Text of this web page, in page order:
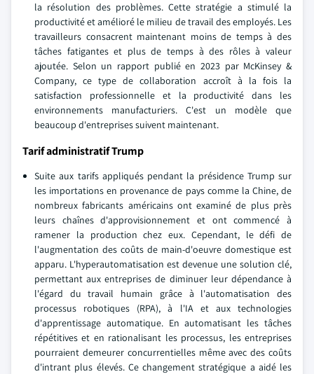
la résolution des problèmes. Cette stratégie a stimulé la
productivité et amélioré le milieu de travail des employés. Les
travailleurs consacrent maintenant moins de temps à des
tâches fatigantes et plus de temps à des rôles à valeur
ajoutée. Selon un rapport publié en 2023 par McKinsey &
Company, ce type de collaboration accroît à la fois la
satisfaction professionnelle et la productivité dans les
environnements manufacturiers. C'est un modèle que
beaucoup d'entreprises suivent maintenant.
Tarif administratif Trump
Suite aux tarifs appliqués pendant la présidence Trump sur
les importations en provenance de pays comme la Chine, de
nombreux fabricants américains ont examiné de plus près
leurs chaînes d'approvisionnement et ont commencé à
ramener la production chez eux. Cependant, le défi de
l'augmentation des coûts de main-d'oeuvre domestique est
apparu. L'hyperautomatisation est devenue une solution clé,
permettant aux entreprises de diminuer leur dépendance à
l'égard du travail humain grâce à l'automatisation des
processus robotiques (RPA), à l'IA et aux technologies
d'apprentissage automatique. En automatisant les tâches
répétitives et en rationalisant les processus, les entreprises
pourraient demeurer concurrentielles même avec des coûts
d'intrant plus élevés. Ce changement stratégique a aidé les